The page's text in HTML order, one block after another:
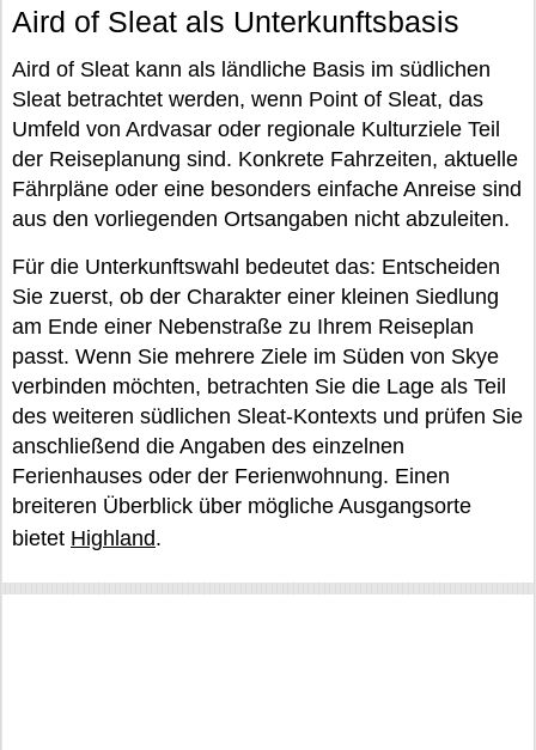
Aird of Sleat als Unterkunftsbasis
Aird of Sleat kann als ländliche Basis im südlichen
Sleat betrachtet werden, wenn Point of Sleat, das
Umfeld von Ardvasar oder regionale Kulturziele Teil
der Reiseplanung sind. Konkrete Fahrzeiten, aktuelle
Fährpläne oder eine besonders einfache Anreise sind
aus den vorliegenden Ortsangaben nicht abzuleiten.
Für die Unterkunftswahl bedeutet das: Entscheiden
Sie zuerst, ob der Charakter einer kleinen Siedlung
am Ende einer Nebenstraße zu Ihrem Reiseplan
passt. Wenn Sie mehrere Ziele im Süden von Skye
verbinden möchten, betrachten Sie die Lage als Teil
des weiteren südlichen Sleat-Kontexts und prüfen Sie
anschließend die Angaben des einzelnen
Ferienhauses oder der Ferienwohnung. Einen
breiteren Überblick über mögliche Ausgangsorte
bietet Highland.